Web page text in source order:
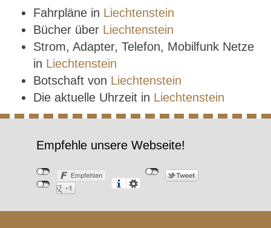
Fahrpläne in Liechtenstein
Bücher über Liechtenstein
Strom, Adapter, Telefon, Mobilfunk Netze
in Liechtenstein
Botschaft von Liechtenstein
Die aktuelle Uhrzeit in Liechtenstein
Empfehle unsere Webseite!